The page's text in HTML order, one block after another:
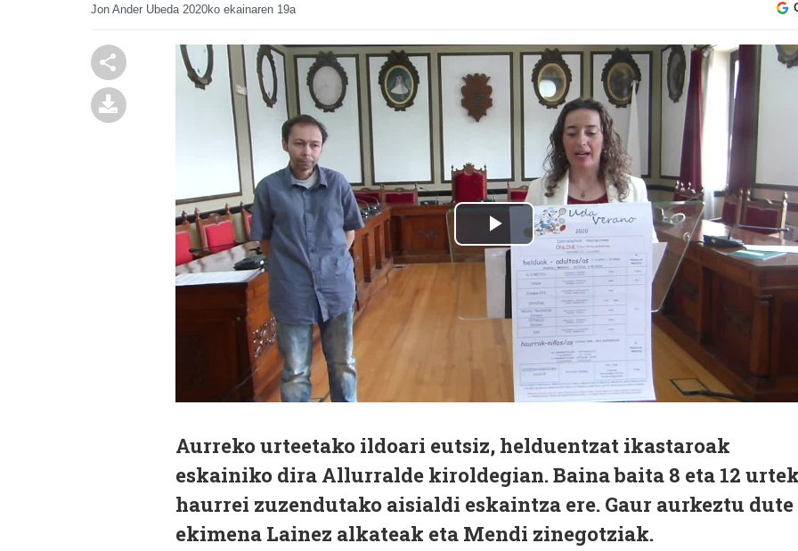
Jon Ander Ubeda 2020ko ekainaren 19a
Aurreko urteetako ildoari eutsiz, helduentzat ikastaroak
eskainiko dira Allurralde kiroldegian. Baina baita 8 eta 12
haurrei zuzendutako aisialdi eskaintza ere. Gaur aurkeztu dute
ekimena Lainez alkateak eta Mendi zinegotziak.